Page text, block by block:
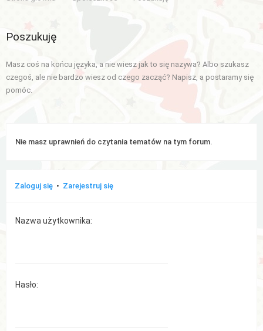
tematy
FAQ
administracyjny
Poszukuję
Masz coś na końcu języka, a nie wiesz jak to się nazywa? Albo szukasz
czegoś, ale nie bardzo wiesz od czego zacząć? Napisz, a postaramy się
pomóc.
Nie masz uprawnień do czytania tematów na tym forum.
Zaloguj się • Zarejestruj się
Nazwa użytkownika:
Hasło: